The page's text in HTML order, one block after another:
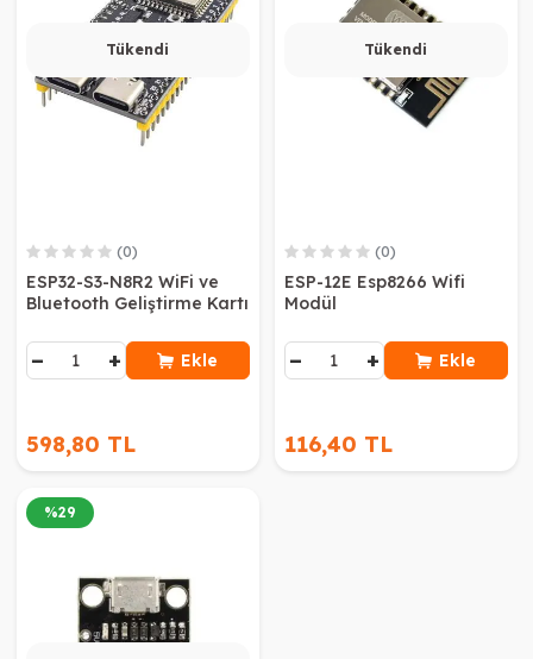
Tükendi
(0)
ESP32-S3-N8R2 WiFi ve
Bluetooth Geliştirme Kartı
− + Ekle
598,80 TL
Tükendi
(0)
ESP-12E Esp8266 Wifi
Modül
− + Ekle
116,40 TL
%29